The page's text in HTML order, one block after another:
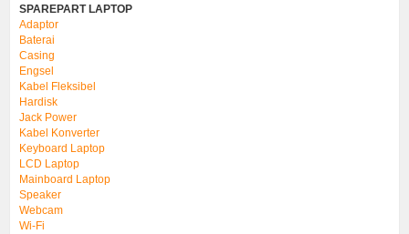
SPAREPART LAPTOP
Adaptor
Baterai
Casing
Engsel
Kabel Fleksibel
Hardisk
Jack Power
Kabel Konverter
Keyboard Laptop
LCD Laptop
Mainboard Laptop
Speaker
Webcam
Wi-Fi